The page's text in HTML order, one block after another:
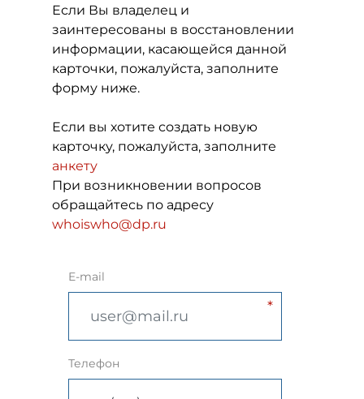
Если Вы владелец и
заинтересованы в восстановлении
информации, касающейся данной
карточки, пожалуйста, заполните
форму ниже.
Если вы хотите создать новую
карточку, пожалуйста, заполните
анкету
При возникновении вопросов
обращайтесь по адресу
whoiswho@dp.ru
E-mail
Телефон